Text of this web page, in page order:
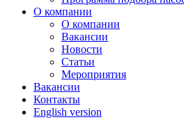
О компании
О компании
Вакансии
Новости
Статьи
Мероприятия
Вакансии
Контакты
English version